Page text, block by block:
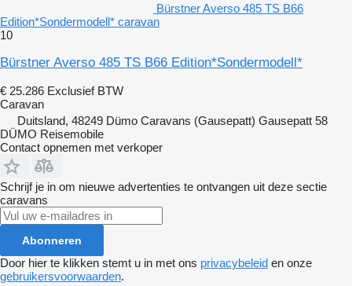
Bürstner Averso 485 TS B66
Edition*Sondermodell* caravan
10
Bürstner Averso 485 TS B66 Edition*Sondermodell*
€ 25.286 Exclusief BTW
Caravan
Duitsland, 48249 Dümo Caravans (Gausepatt) Gausepatt 58
DÜMO Reisemobile
Contact opnemen met verkoper
Schrijf je in om nieuwe advertenties te ontvangen uit deze sectie
caravans
Abonneren
Door hier te klikken stemt u in met ons privacybeleid en onze
gebruikersvoorwaarden.